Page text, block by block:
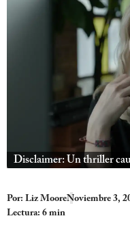
Disclaimer: Un thriller
Por: Liz MooreNoviembre 3,
Lectura: 6 min